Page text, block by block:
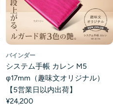
バインダー
システム手帳 カレン M5
φ17mm（趣味文オリジナル）
【5営業日以内出荷】
¥24,200